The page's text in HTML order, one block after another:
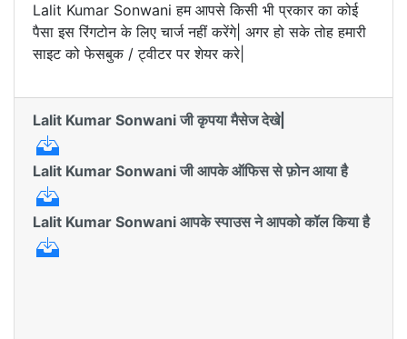
Lalit Kumar Sonwani हम आपसे किसी भी प्रकार का कोई
पैसा इस रिंगटोन के लिए चार्ज नहीं करेंगे| अगर हो सके तोह हमारी
साइट को फेसबुक / ट्वीटर पर शेयर करे|
Lalit Kumar Sonwani जी कृपया मैसेज देखे|
Lalit Kumar Sonwani जी आपके ऑफिस से फ़ोन आया है
Lalit Kumar Sonwani आपके स्पाउस ने आपको कॉल किया है